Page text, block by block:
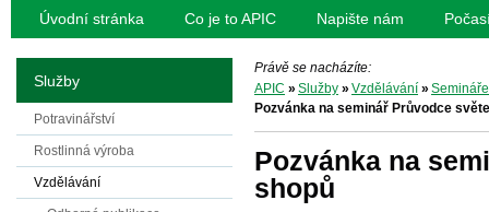
Úvodní stránka Co je to APIC Napište nám
Právě se nacházíte:
APIC » Služby » Vzdělávání »
Pozvánka na seminář Průvodce
Pozvánka na
shopů
Služby
Potravinářství
Rostlinná výroba
Vzdělávání